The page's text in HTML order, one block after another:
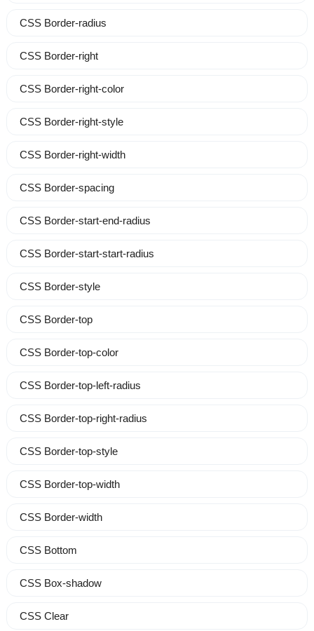
CSS Border-radius
CSS Border-right
CSS Border-right-color
CSS Border-right-style
CSS Border-right-width
CSS Border-spacing
CSS Border-start-end-radius
CSS Border-start-start-radius
CSS Border-style
CSS Border-top
CSS Border-top-color
CSS Border-top-left-radius
CSS Border-top-right-radius
CSS Border-top-style
CSS Border-top-width
CSS Border-width
CSS Bottom
CSS Box-shadow
CSS Clear